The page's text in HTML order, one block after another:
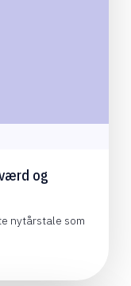
og
nytårstale som